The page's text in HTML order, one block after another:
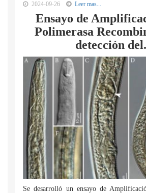
2024-09-26 Leer mas...
Ensayo de
Polimerasa
detección
Se desarrolló un ensayo de